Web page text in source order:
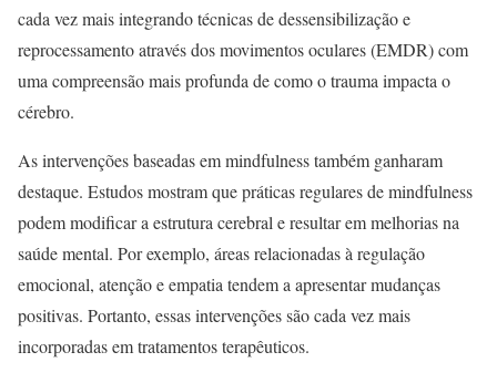
cada vez mais integrando técnicas de dessensibilização e
reprocessamento através dos movimentos oculares (EMDR) com
uma compreensão mais profunda de como o trauma impacta o
cérebro.
As intervenções baseadas em mindfulness também ganharam
destaque. Estudos mostram que práticas regulares de mindfulness
podem modificar a estrutura cerebral e resultar em melhorias na
saúde mental. Por exemplo, áreas relacionadas à regulação
emocional, atenção e empatia tendem a apresentar mudanças
positivas. Portanto, essas intervenções são cada vez mais
incorporadas em tratamentos terapêuticos.